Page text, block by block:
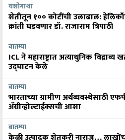
यशोगाथा
शेतीतून १०० कोटींची उलाढाल:
क्रांती घडवणार डॉ. राजाराम त्रिपाठी
बातम्या
ICL ने महाराष्ट्रात अत्याधुनिक
उद्घाटन केले
बातम्या
भारताच्या ग्रामीण अर्थव्यवस्थेसाठी
अ‍ॅग्रीव्होल्टाईक्सची आशा
बातम्या